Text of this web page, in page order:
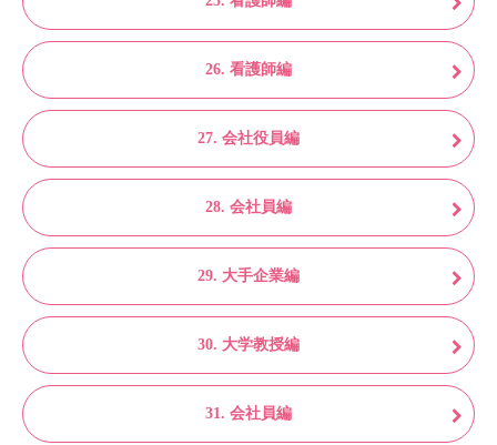
26. 看護師編
27. 会社役員編
28. 会社員編
29. 大手企業編
30. 大学教授編
31. 会社員編